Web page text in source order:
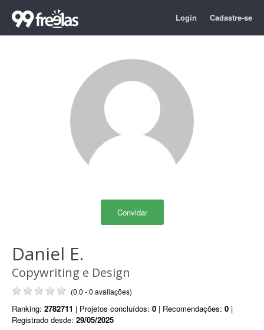
Login Cadastre-se
Convidar
Daniel E.
Copywriting e Design
(0.0 - 0 avaliações)
Ranking: 2782711 | Projetos concluídos: 0 | Recomendações: 0 |
Registrado desde: 29/05/2025